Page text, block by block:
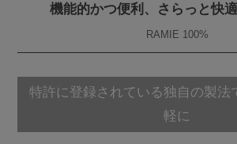
機能的かつ便利、さらっと快
RAMIE 100%
特許に登録されている独自の製法
軽に